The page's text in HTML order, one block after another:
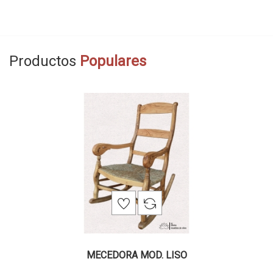
Productos Populares
MECEDORA MOD. LISO